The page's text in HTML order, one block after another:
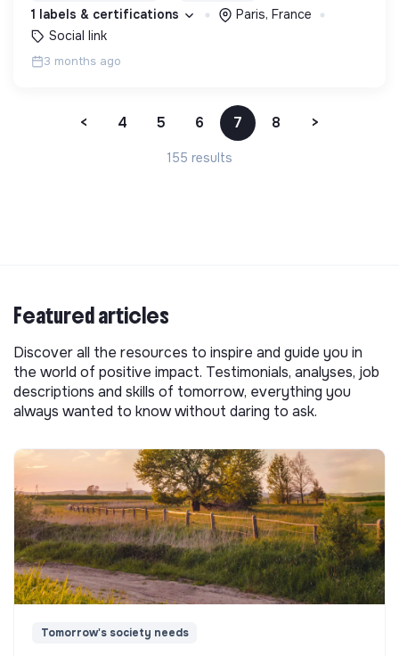
1 labels & certifications
Paris, France
Social link
3 months ago
< 4 5 6 7 8 >
155 results
Featured articles
Discover all the resources to inspire and guide you in
the world of positive impact. Testimonials, analyses, job
descriptions and skills of tomorrow, everything you
always wanted to know without daring to ask.
Tomorrow's society needs